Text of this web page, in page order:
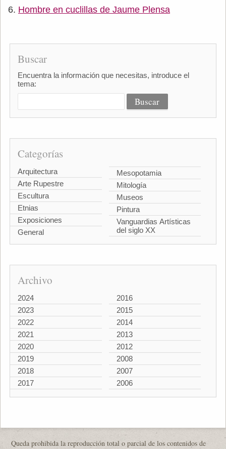
Hombre en cuclillas de Jaume Plensa
Buscar
Encuentra la información que necesitas, introduce el
tema:
Categorías
Arquitectura
Arte Rupestre
Escultura
Etnias
Exposiciones
General
Mesopotamia
Mitología
Museos
Pintura
Vanguardias Artísticas
del siglo XX
Archivo
2024
2023
2022
2021
2020
2019
2018
2017
2016
2015
2014
2013
2012
2008
2007
2006
Queda prohibida la reproducción total o parcial de los contenidos de